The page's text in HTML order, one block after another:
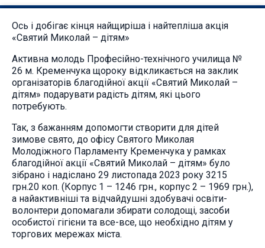
Ось і добігає кінця найщиріша і найтепліша акція
«Святий Миколай – дітям»
Активна молодь Професійно-технічного училища №
26 м. Кременчука щороку відкликається на заклик
організаторів благодійної акції «Святий Миколай –
дітям» подарувати радість дітям, які цього
потребують.
Так, з бажанням допомогти створити для дітей
зимове свято, до офісу Святого Миколая
Молодіжного Парламенту Кременчука у рамках
благодійної акції «Святий Миколай – дітям» було
зібрано і надіслано 29 листопада 2023 року 3215
грн.20 коп. (Корпус 1 – 1246 грн., корпус 2 – 1969 грн.),
а найактивніші та відчайдушні здобувачі освіти-
волонтери допомагали збирати солодощі, засоби
особистої гігієни та все-все, що необхідно дітям у
торгових мережах міста.